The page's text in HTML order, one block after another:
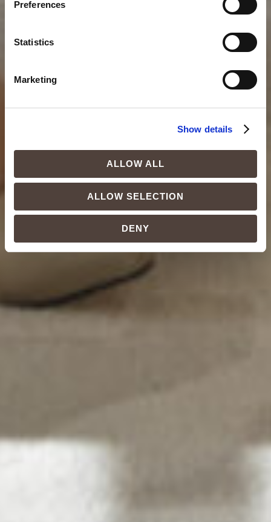
Preferences
Statistics
Marketing
Show details
ALLOW ALL
ALLOW SELECTION
DENY